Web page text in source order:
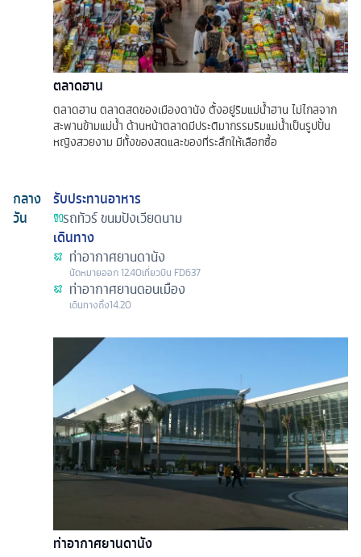
ตลาดฮาน
ตลาดฮาน ตลาดสดของเมืองดานัง ตั้งอยู่ริมแม่น้ำฮาน ไม่ไกลจาก
สะพานข้ามแม่น้ำ ด้านหน้าตลาดมีประติมากรรมริมแม่น้ำเป็นรูปปั้น
หญิงสวยงาม มีทั้งของสดและของที่ระลึกให้เลือกซื้อ
กลาง
วัน
รับประทานอาหาร
รถทัวร์ขนมปังเวียดนาม
เดินทาง
ท่าอากาศยานดานัง
นัดหมายออก12.40เที่ยวบิน FD637
ท่าอากาศยานดอนเมือง
เดินทางถึง14.20
ท่าอากาศยานดานัง